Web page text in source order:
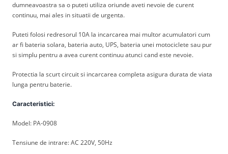
dumneavoastra sa o puteti utiliza oriunde aveti nevoie de curent
continuu, mai ales in situatii de urgenta.
Puteti folosi redresorul 10A la incarcarea mai multor acumulatori cum
ar fi bateria solara, bateria auto, UPS, bateria unei motociclete sau pur
si simplu pentru a avea curent continuu atunci cand este nevoie.
Protectia la scurt circuit si incarcarea completa asigura durata de viata
lunga pentru baterie.
Caracteristici:
Model: PA-0908
Tensiune de intrare: AC 220V, 50Hz